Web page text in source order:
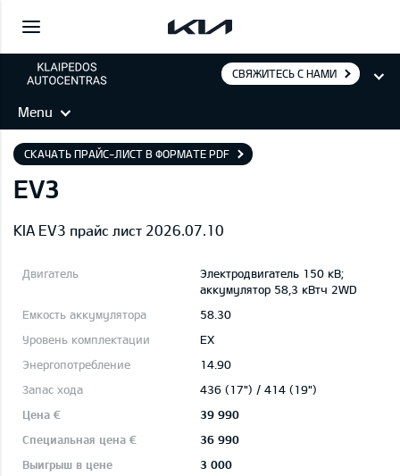
СВЯЖИТЕСЬ С НАМИ
Menu
СКАЧАТЬ ПРАЙС-ЛИСТ В ФОРМАТЕ PDF
EV3
KIA EV3 прайс лист 2026.07.10
Электродвигатель 150 кВ;
aккумулятор 58,3 кВтч 2WD
58.30
EX
14.90
436 (17") / 414 (19")
39 990
36 990
3 000